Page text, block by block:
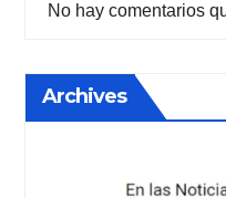
No hay comentarios
Archives